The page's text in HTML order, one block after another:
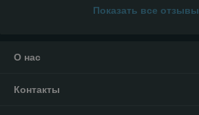
Показать все отзывы
О нас
Контакты